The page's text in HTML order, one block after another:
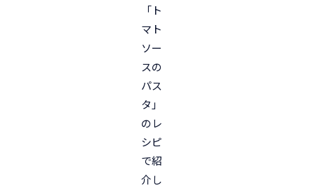
「ト
マト
ソー
スの
パス
タ」
のレ
シピ
で紹
介し